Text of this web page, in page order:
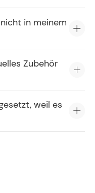
in meinem
Zubehör
weil es